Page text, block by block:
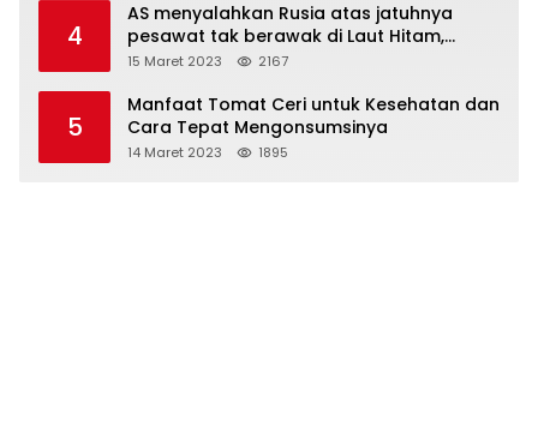
4
AS menyalahkan Rusia atas jatuhnya
pesawat tak berawak di Laut Hitam,
Moskow menyangkal
15 Maret 2023 2167
5
Manfaat Tomat Ceri untuk Kesehatan dan
Cara Tepat Mengonsumsinya
14 Maret 2023 1895